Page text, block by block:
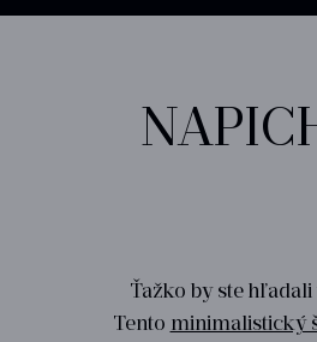
Ťažko by ste
Tento minimalistický